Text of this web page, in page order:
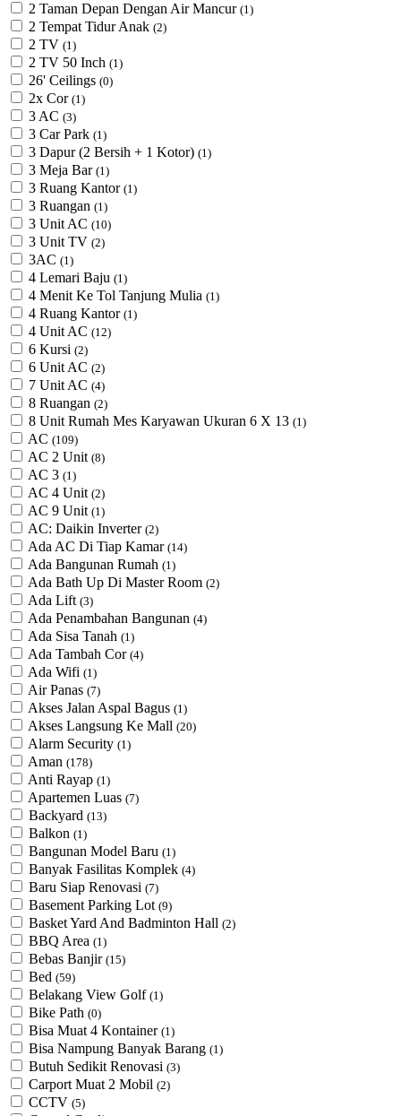
2 Taman Depan Dengan Air Mancur (1)
2 Tempat Tidur Anak (2)
2 TV (1)
2 TV 50 Inch (1)
26' Ceilings (0)
2x Cor (1)
3 AC (3)
3 Car Park (1)
3 Dapur (2 Bersih + 1 Kotor) (1)
3 Meja Bar (1)
3 Ruang Kantor (1)
3 Ruangan (1)
3 Unit AC (10)
3 Unit TV (2)
3AC (1)
4 Lemari Baju (1)
4 Menit Ke Tol Tanjung Mulia (1)
4 Ruang Kantor (1)
4 Unit AC (12)
6 Kursi (2)
6 Unit AC (2)
7 Unit AC (4)
8 Ruangan (2)
8 Unit Rumah Mes Karyawan Ukuran 6 X 13 (1)
AC (109)
AC 2 Unit (8)
AC 3 (1)
AC 4 Unit (2)
AC 9 Unit (1)
AC: Daikin Inverter (2)
Ada AC Di Tiap Kamar (14)
Ada Bangunan Rumah (1)
Ada Bath Up Di Master Room (2)
Ada Lift (3)
Ada Penambahan Bangunan (4)
Ada Sisa Tanah (1)
Ada Tambah Cor (4)
Ada Wifi (1)
Air Panas (7)
Akses Jalan Aspal Bagus (1)
Akses Langsung Ke Mall (20)
Alarm Security (1)
Aman (178)
Anti Rayap (1)
Apartemen Luas (7)
Backyard (13)
Balkon (1)
Bangunan Model Baru (1)
Banyak Fasilitas Komplek (4)
Baru Siap Renovasi (7)
Basement Parking Lot (9)
Basket Yard And Badminton Hall (2)
BBQ Area (1)
Bebas Banjir (15)
Bed (59)
Belakang View Golf (1)
Bike Path (0)
Bisa Muat 4 Kontainer (1)
Bisa Nampung Banyak Barang (1)
Butuh Sedikit Renovasi (3)
Carport Muat 2 Mobil (2)
CCTV (5)